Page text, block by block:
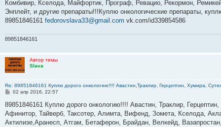
и
е
Комбивир, Кселода, Майфортик, Програф, Ревацио, Рекормон,
Энплейт, и другие препараты!!!Куплю онкологические препараты,
89851846161 fedorovslava33@gmail.com vk.com/id339854586
89851846161
Автор темы
Slava
Re: 89851846161 Куплю дорого онкологию!!!! Авастин,Траклир, Герцептин, Хумира,
С
о
щ
е
02 апр 2016, 22:57
89851846161 Куплю дорого онкологию!!!! Авастин, Траклир,
Афинитор, Тайверб, Таксотер, Алимта, Вифенд, Зомета, Кселода,
Актилизе,Аранесп, Атгам, Бетаферон, Брайдан, Велкейд,